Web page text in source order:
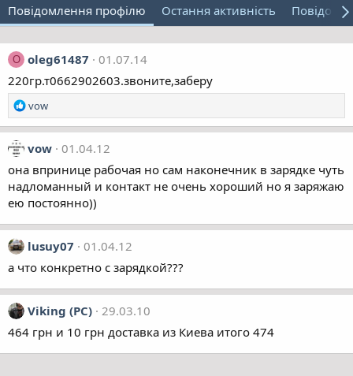
Повідомлення профілю Остання активність
O oleg61487
01.07.14
220гр.т0662902603.звоните,заберу
Р
е
а
к
і
ї
:
vow
vow 01.04.12
она впринице рабочая но сам наконечник в зарядке чуть
надломанный и контакт не очень хороший но я заряжаю
ею постоянно))
lusuy07
01.04.12
а что конкретно с зарядкой???
Viking (PC) 29.03.10
464 грн и 10 грн доставка из Киева итого 474